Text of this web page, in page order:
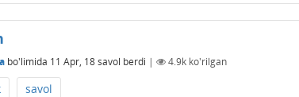
bo'limida 11 Apr, 18savol berdi | 4.9k ko'rilgan
savol